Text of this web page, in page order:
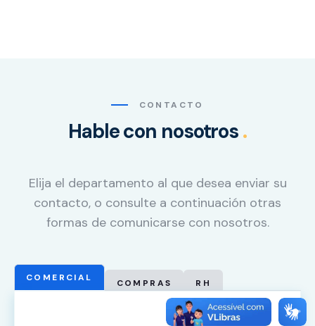
CONTACTO
Hable con nosotros.
Elija el departamento al que desea enviar su
contacto, o consulte a continuación otras
formas de comunicarse con nosotros.
COMERCIAL COMPRAS RH